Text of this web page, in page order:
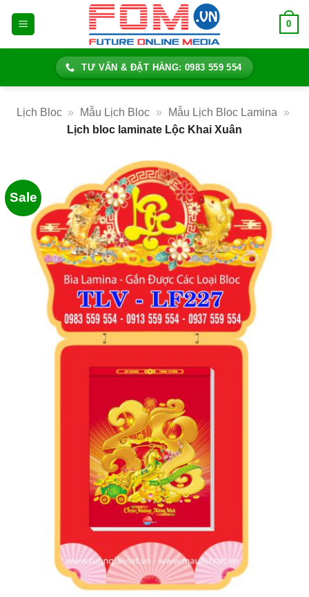
0
TƯ VẤN & ĐẶT HÀNG: 0983 559 554
Lịch Bloc » Mẫu Lịch Bloc » Mẫu Lịch Bloc Lamina
»
Lịch bloc laminate Lộc Khai Xuân
Sale